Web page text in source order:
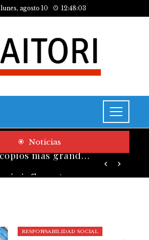
lunes, agosto 10 12:48:04
Noticias
Los telescopios más grandes y potentes que han transformado la ciencia espacial
RESPONSABILIDAD SOCIAL